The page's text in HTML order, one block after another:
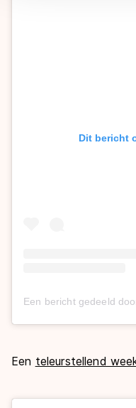
Dit bericht
Een teleurstellend